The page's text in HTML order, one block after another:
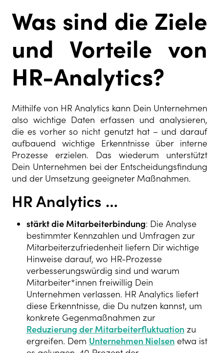
Was sind die Ziele
und Vorteile von
HR-Analytics?
Mithilfe von HR Analytics kann Dein Unternehmen
also wichtige Daten erfassen und analysieren,
die es vorher so nicht genutzt hat – und darauf
aufbauend wichtige Erkenntnisse über interne
Prozesse erzielen. Das wiederum unterstützt
Dein Unternehmen bei der Entscheidungsfindung
und der Umsetzung geeigneter Maßnahmen.
HR Analytics …
stärkt die Mitarbeiterbindung: Die Analyse
bestimmter Kennzahlen und Umfragen zur
Mitarbeiterzufriedenheit liefern Dir wichtige
Hinweise darauf, wo HR-Prozesse
verbesserungswürdig sind und warum
Mitarbeiter*innen freiwillig Dein
Unternehmen verlassen. HR Analytics liefert
diese Erkenntnisse, die Du nutzen kannst, um
konkrete Gegenmaßnahmen zur
Reduzierung der Mitarbeiterfluktuation zu
ergreifen. Dem Unternehmen Nielsen etwa ist